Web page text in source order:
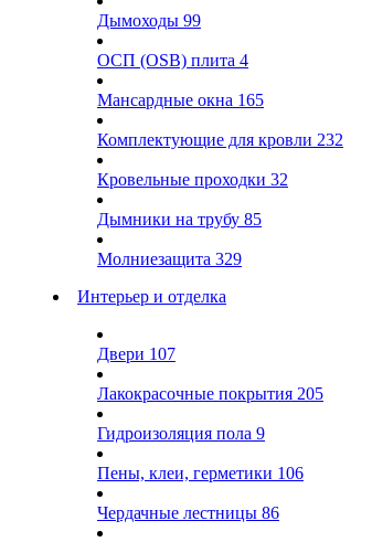
Дымоходы 99
ОСП (OSB) плита 4
Мансардные окна 165
Комплектующие для кровли 232
Кровельные проходки 32
Дымники на трубу 85
Молниезащита 329
Интерьер и отделка
Двери 107
Лакокрасочные покрытия 205
Гидроизоляция пола 9
Пены, клеи, герметики 106
Чердачные лестницы 86